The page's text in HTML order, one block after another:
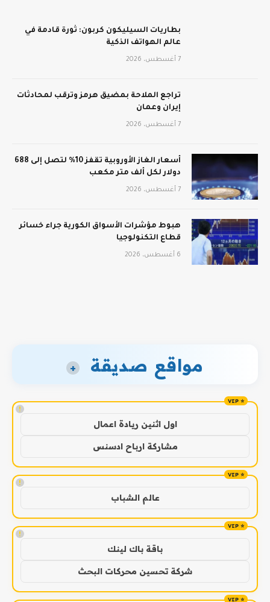
بطاريات السيليكون كربون: ثورة قادمة في
عالم الهواتف الذكية
7 أغسطس، 2026
تراجع الملاحة بمضيق هرمز وترقب لمحادثات
إيران وعمان
7 أغسطس، 2026
أسعار الغاز الأوروبية تقفز 10% لتصل إلى 688
دولار لكل ألف متر مكعب
7 أغسطس، 2026
هبوط مؤشرات الأسواق الكورية جراء خسائر
قطاع التكنولوجيا
6 أغسطس، 2026
مواقع صديقة +
!
اول اثنين ريادة اعمال
مشاركة ارباح ادسنس
!
عالم الشباب
!
باقة باك لينك
شركة تحسين محركات البحث